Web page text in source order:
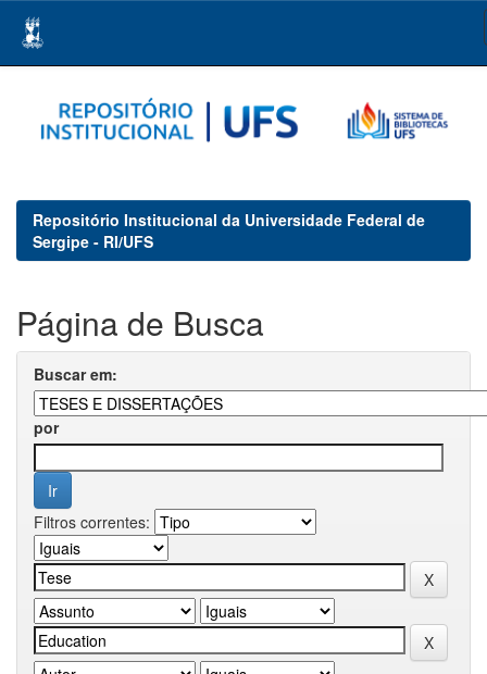
navigation
Repositório Institucional da Universidade Federal de
Sergipe - RI/UFS
Página de Busca
Buscar em:
por
Filtros correntes: